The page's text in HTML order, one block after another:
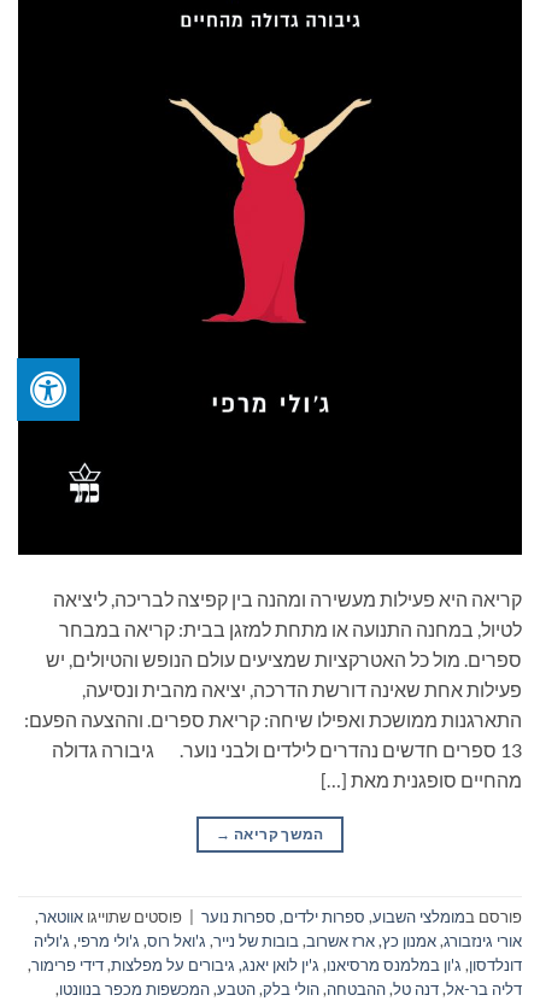
קריאה היא פעילות מעשירה ומהנה בין קפיצה לבריכה, ליציאה
לטיול, במחנה התנועה או מתחת למזגן בבית: קריאה במבחר
ספרים. מול כל האטרקציות שמציעים עולם הנופש והטיולים, יש
פעילות אחת שאינה דורשת הדרכה, יציאה מהבית ונסיעה,
התארגנות ממושכת ואפילו שיחה: קריאת ספרים. וההצעה הפעם:
13 ספרים חדשים נהדרים לילדים ולבני נוער. גיבורה גדולה
מהחיים סופגנית מאת […]
המשך קריאה →
פורסם במומלצי השבוע, ספרות ילדים, ספרות נוער פוסטים שתוייגו אווטאר,
אורי גינזבורג,אמנון כץ,ארז אשרוב,בובות של נייר, ג'ואל רוס, ג'ולי מרפי, ג'וליה
דונלדסון, ג'ון במלמנס מרסיאנו, ג'ין לואן יאנג, גיבורים על מפלצות,דידי פרימור,
דליה בר-אל,דנה טל,ההבטחה,הולי בלק,הטבע,המכשפות מכפר בנוונטו,